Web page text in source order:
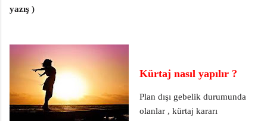
yazış )
Kürtaj nasıl yapılır ?
Plan dışı gebelik durumunda
olanlar , kürtaj kararı